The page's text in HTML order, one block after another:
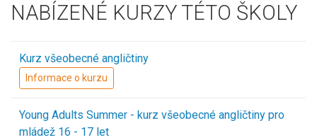
NABÍZENÉ KURZY TÉTO ŠKOLY
Kurz všeobecné angličtiny
Informace o kurzu
Young Adults Summer - kurz všeobecné angličtiny pro
mládež 16 - 17 let